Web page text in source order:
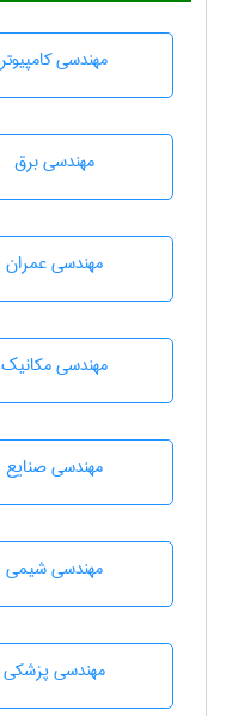
مهندسی كامپيوتر
مهندسی برق
مهندسی عمران
مهندسی مکانیک
مهندسی صنايع
مهندسي شيمی
مهندسی پزشکی